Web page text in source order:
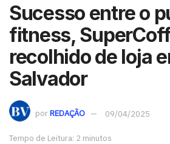
Sucesso entre o
fitness,
recolhido de loja
Salvador
porREDAÇÃO 09/04/2025
Tempo de Leitura: 2 minutos